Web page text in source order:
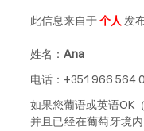
此信息来自于个人 发
姓名： Ana
电话：+351 966 564
如果您葡语或英语OK
并且已经在葡萄牙境